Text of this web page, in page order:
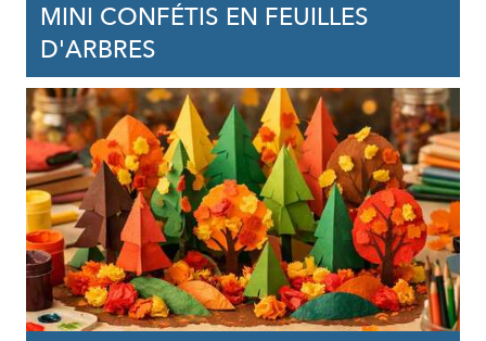
MINI CONFÉTIS EN FEUILLES
D'ARBRES